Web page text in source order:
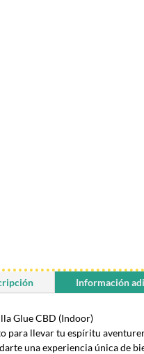
Información
Glue CBD (Indoor)
para llevar tu espíritu
una experiencia única de